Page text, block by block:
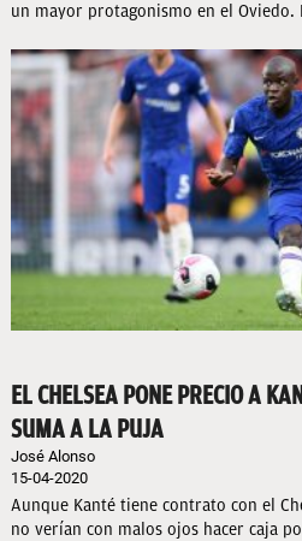
un mayor protagonismo en el Oviedo.
EL CHELSEA PONE PRECIO A
SUMA A LA PUJA
José Alonso
15-04-2020
Aunque Kanté tiene contrato con el
no verían con malos ojos hacer caja